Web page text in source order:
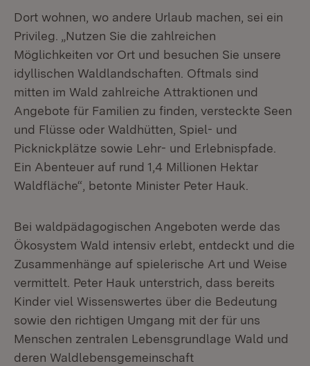
Dort wohnen, wo andere Urlaub machen, sei ein
Privileg. „Nutzen Sie die zahlreichen
Möglichkeiten vor Ort und besuchen Sie unsere
idyllischen Waldlandschaften. Oftmals sind
mitten im Wald zahlreiche Attraktionen und
Angebote für Familien zu finden, versteckte Seen
und Flüsse oder Waldhütten, Spiel- und
Picknickplätze sowie Lehr- und Erlebnispfade.
Ein Abenteuer auf rund 1,4 Millionen Hektar
Waldfläche“, betonte Minister Peter Hauk.
Bei waldpädagogischen Angeboten werde das
Ökosystem Wald intensiv erlebt, entdeckt und die
Zusammenhänge auf spielerische Art und Weise
vermittelt. Peter Hauk unterstrich, dass bereits
Kinder viel Wissenswertes über die Bedeutung
sowie den richtigen Umgang mit der für uns
Menschen zentralen Lebensgrundlage Wald und
deren Waldlebensgemeinschaft